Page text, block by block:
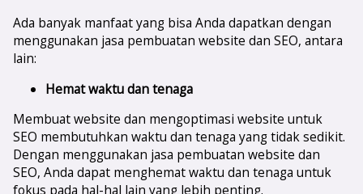
Ada banyak manfaat yang bisa Anda dapatkan dengan
menggunakan jasa pembuatan website dan SEO, antara
lain:
Hemat waktu dan tenaga
Membuat website dan mengoptimasi website untuk
SEO membutuhkan waktu dan tenaga yang tidak sedikit.
Dengan menggunakan jasa pembuatan website dan
SEO, Anda dapat menghemat waktu dan tenaga untuk
fokus pada hal-hal lain yang lebih penting.